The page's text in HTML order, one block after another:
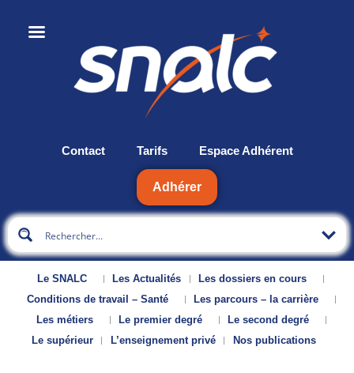
Contact Tarifs Espace Adhérent
Adhérer
Le SNALC Les Actualités
Les dossiers en cours
Conditions de travail – Santé
Les parcours – la carrière
Les métiers
Le premier degré
Le second degré
Le supérieur
L’enseignement privé Nos publications